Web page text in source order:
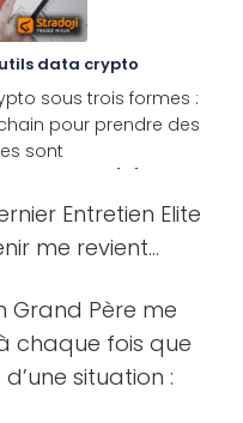
data crypto
sous trois formes :
pour prendre des
sont
Entretien Elite
me revient…
Grand Père me
chaque fois que
situation :